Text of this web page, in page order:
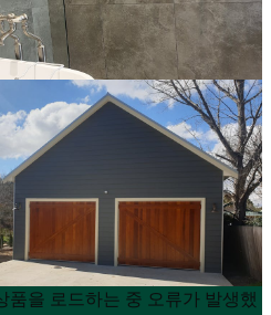
품을 로드하는 중 오류가 발생했